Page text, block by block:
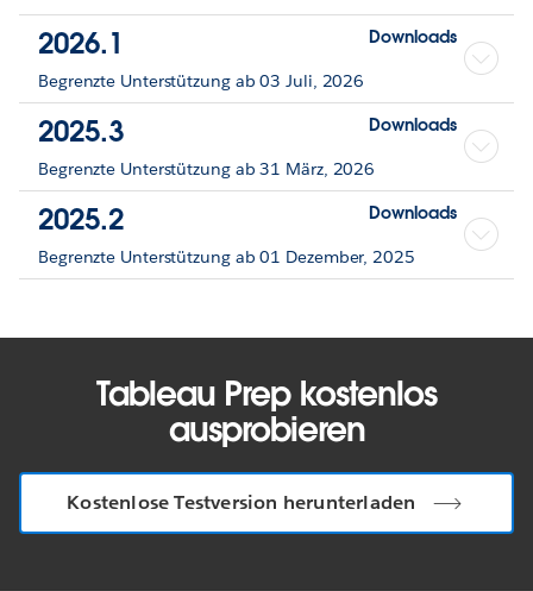
2026.1 Downloads
Begrenzte Unterstützung ab 03 Juli, 2026
2025.3 Downloads
Begrenzte Unterstützung ab 31 März, 2026
2025.2 Downloads
Begrenzte Unterstützung ab 01 Dezember, 2025
Tableau Prep kostenlos
ausprobieren
Kostenlose Testversion herunterladen